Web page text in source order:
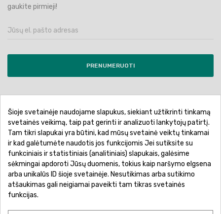
gaukite pirmieji!
PRENUMERUOTI
Pirkimo sąlygos ir taisyklės
Privatumo politika
Garantinis aptarnavimas
Prekių pristatymas
Prekių grąžinimas
Atsiskaitymo būdai
Šioje svetainėje naudojame slapukus, siekiant užtikrinti tinkamą
svetainės veikimą, taip pat gerinti ir analizuoti lankytojų patirtį.
Tam tikri slapukai yra būtini, kad mūsų svetainė veiktų tinkamai
ir kad galėtumėte naudotis jos funkcijomis Jei sutiksite su
funkciniais ir statistiniais (analitiniais) slapukais, galėsime
sėkmingai apdoroti Jūsų duomenis, tokius kaip naršymo elgsena
arba unikalūs ID šioje svetainėje. Nesutikimas arba sutikimo
atšaukimas gali neigiamai paveikti tam tikras svetainės
funkcijas.